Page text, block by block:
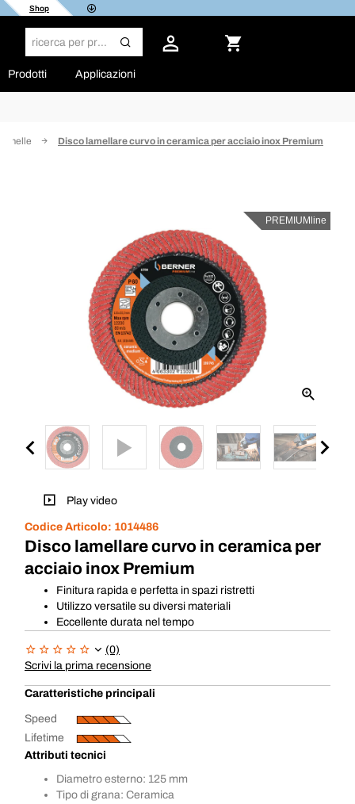
Shop
Prodotti Applicazioni
Disco lamellare curvo in ceramica per acciaio inox Premium
PREMIUMline
Play video
Codice Articolo: 1014486
Disco lamellare curvo in ceramica per
acciaio inox Premium
Finitura rapida e perfetta in spazi ristretti
Utilizzo versatile su diversi materiali
Eccellente durata nel tempo
(0)
Scrivi la prima recensione
Caratteristiche principali
Speed
Lifetime
Attributi tecnici
Diametro esterno: 125 mm
Tipo di grana: Ceramica